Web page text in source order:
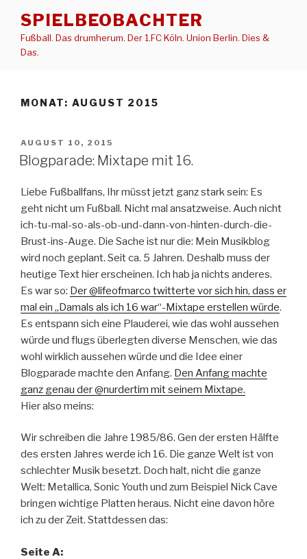
Inhalt
springen
SPIELBEOBACHTER
Fußball. Das drumherum. Der 1.FC Köln. Union Berlin. Dies &
Das.
MONAT: AUGUST 2015
VERÖFFENTLICHT
AM
AUGUST 10, 2015
Blogparade: Mixtape mit 16.
Liebe Fußballfans, Ihr müsst jetzt ganz stark sein: Es
geht nicht um Fußball. Nicht mal ansatzweise. Auch nicht
ich-tu-mal-so-als-ob-und-dann-von-hinten-durch-die-
Brust-ins-Auge. Die Sache ist nur die: Mein Musikblog
wird noch geplant. Seit ca. 5 Jahren. Deshalb muss der
heutige Text hier erscheinen. Ich hab ja nichts anderes.
Es war so: Der @lifeofmarco twitterte vor sich hin, dass er
mal ein „Damals als ich 16 war“-Mixtape erstellen würde.
Es entspann sich eine Plauderei, wie das wohl aussehen
würde und flugs überlegten diverse Menschen, wie das
wohl wirklich aussehen würde und die Idee einer
Blogparade machte den Anfang. Den Anfang machte
ganz genau der @nurdertim mit seinem Mixtape.
Hier also meins:
Wir schreiben die Jahre 1985/86. Gen der ersten Hälfte
des ersten Jahres werde ich 16. Die ganze Welt ist von
schlechter Musik besetzt. Doch halt, nicht die ganze
Welt: Metallica, Sonic Youth und zum Beispiel Nick Cave
bringen wichtige Platten heraus. Nicht eine davon höre
ich zu der Zeit. Stattdessen das:
Seite A: